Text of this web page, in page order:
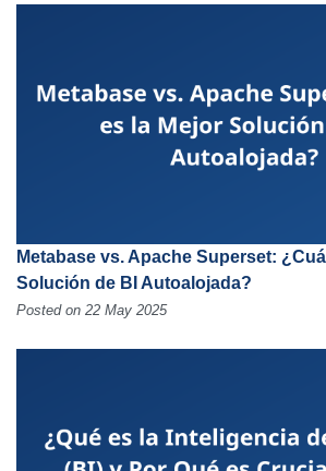
Metabase vs. Apache Superset:
Solución de BI Autoalojada?
Posted on 22 May 2025